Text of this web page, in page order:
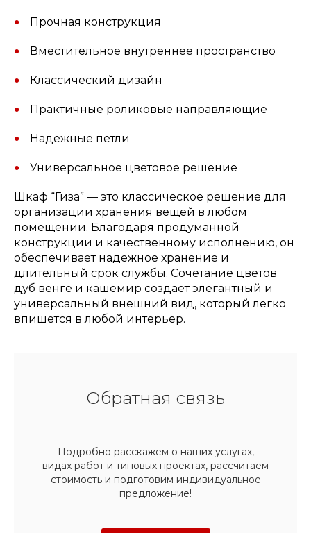
Прочная конструкция
Вместительное внутреннее пространство
Классический дизайн
Практичные роликовые направляющие
Надежные петли
Универсальное цветовое решение
Шкаф “Гиза” — это классическое решение для
организации хранения вещей в любом
помещении. Благодаря продуманной
конструкции и качественному исполнению, он
обеспечивает надежное хранение и
длительный срок службы. Сочетание цветов
дуб венге и кашемир создает элегантный и
универсальный внешний вид, который легко
впишется в любой интерьер.
Обратная связь
Подробно расскажем о наших услугах,
видах работ и типовых проектах, рассчитаем
стоимость и подготовим индивидуальное
предложение!